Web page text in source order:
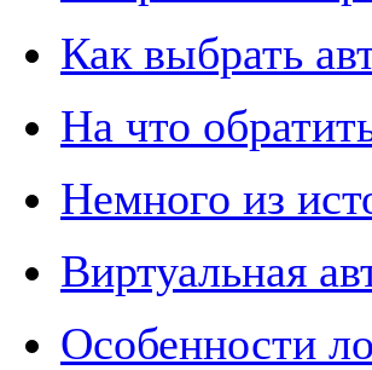
Как выбрать
На что
Немного из
Виртуальная
Особенности